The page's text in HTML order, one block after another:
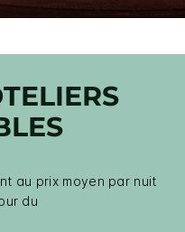
au prix moyen par nuit
du